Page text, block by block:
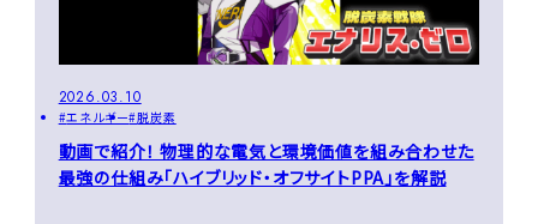
2026.03.10
エネルギー 脱炭素
動画で紹介！ 物理的な電気と環境価値を組み合わせた
最強の仕組み「ハイブリッド・オフサイトPPA」を解説